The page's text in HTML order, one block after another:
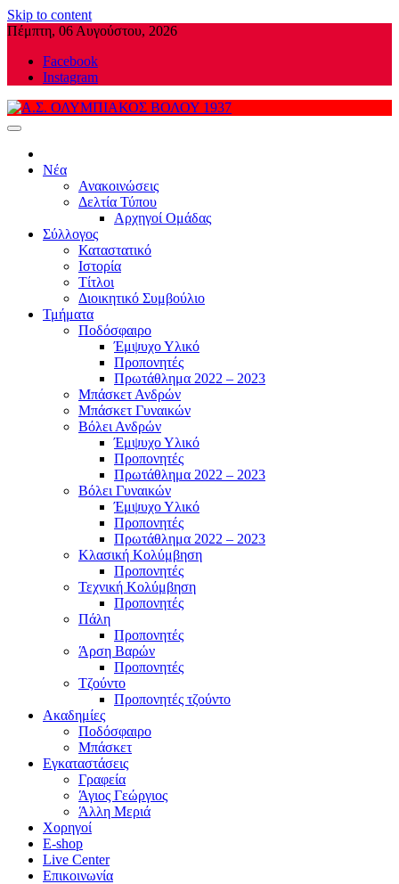
Skip to content
Πέμπτη, 06 Αυγούστου, 2026
Facebook
Instagram
Νέα
Ανακοινώσεις
Δελτία Τύπου
Αρχηγοί Ομάδας
Σύλλογος
Καταστατικό
Ιστορία
Τίτλοι
Διοικητικό Συμβούλιο
Τμήματα
Ποδόσφαιρο
Έμψυχο Υλικό
Προπονητές
Πρωτάθλημα 2022 – 2023
Μπάσκετ Ανδρών
Μπάσκετ Γυναικών
Βόλει Ανδρών
Έμψυχο Υλικό
Προπονητές
Πρωτάθλημα 2022 – 2023
Βόλει Γυναικών
Έμψυχο Υλικό
Προπονητές
Πρωτάθλημα 2022 – 2023
Κλασική Κολύμβηση
Προπονητές
Τεχνική Κολύμβηση
Προπονητές
Πάλη
Προπονητές
Άρση Βαρών
Προπονητές
Τζούντο
Προπονητές τζούντο
Ακαδημίες
Ποδόσφαιρο
Μπάσκετ
Εγκαταστάσεις
Γραφεία
Άγιος Γεώργιος
Άλλη Μεριά
Χορηγοί
E-shop
Live Center
Επικοινωνία